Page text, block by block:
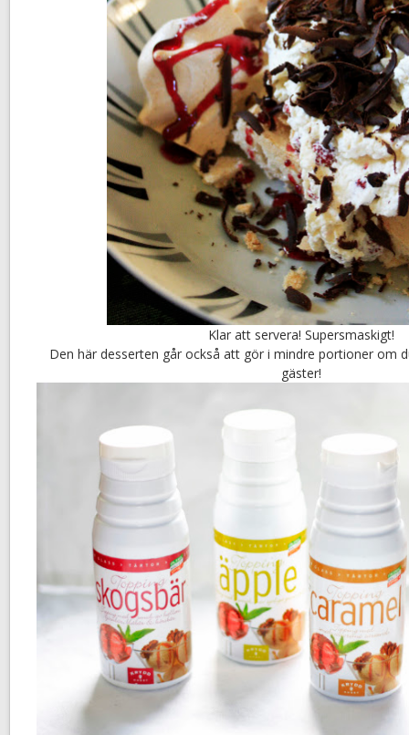
Klar att servera! Supersmaskigt!
Den här desserten går också att gör i mindre portioner om
gäster!